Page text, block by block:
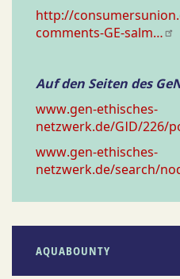
http://
comments-GE-salm…
Auf den Seiten des
www.gen-ethisches-
netzwerk.de/GID/226/
www.gen-ethisches-
netzwerk.de/search/
AQUABOUNTY